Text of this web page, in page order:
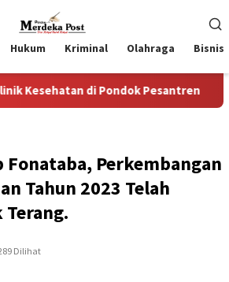
Hukum Kriminal Olahraga Bisnis
di Pondok Pesantren Wakil
Fonataba, Perkembangan
Tahun 2023 Telah
Dilihat